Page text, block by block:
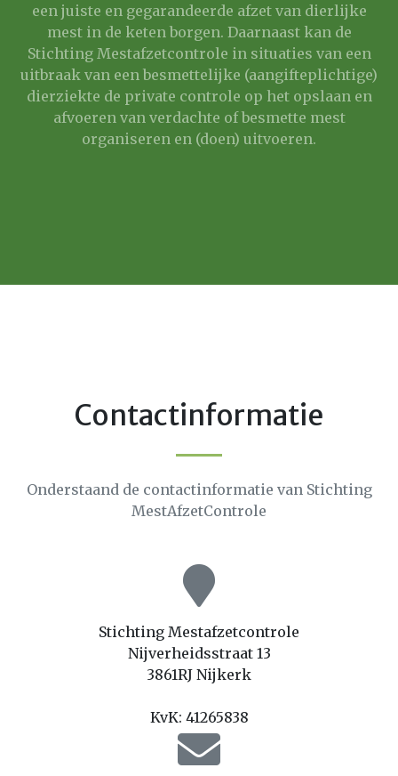
een juiste en gegarandeerde afzet van dierlijke
mest in de keten borgen. Daarnaast kan de
Stichting Mestafzetcontrole in situaties van een
uitbraak van een besmettelijke (aangifteplichtige)
dierziekte de private controle op het opslaan en
afvoeren van verdachte of besmette mest
organiseren en (doen) uitvoeren.
Contactinformatie
Onderstaand de contactinformatie van Stichting
MestAfzetControle
Stichting Mestafzetcontrole
Nijverheidsstraat 13
3861RJ Nijkerk
KvK: 41265838